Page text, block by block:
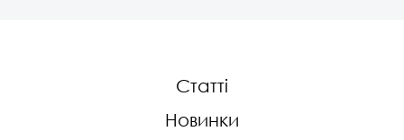
Статті
Новинки